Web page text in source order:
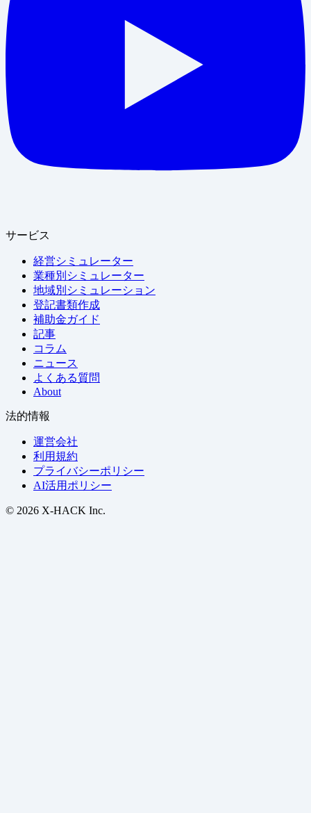
サービス
経営シミュレーター
業種別シミュレーター
地域別シミュレーション
登記書類作成
補助金ガイド
記事
コラム
ニュース
よくある質問
About
法的情報
運営会社
利用規約
プライバシーポリシー
AI活用ポリシー
© 2026 X-HACK Inc.